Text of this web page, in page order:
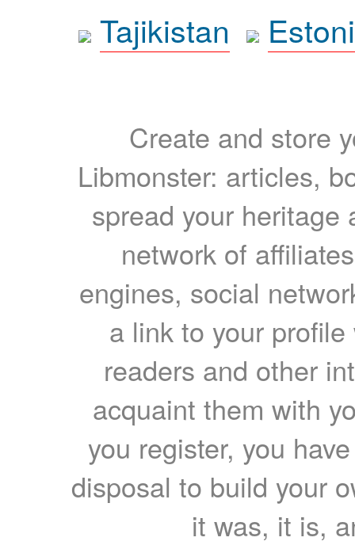
Tajikistan
Create and store
Libmonster: articles,
spread your heritage
network of
engines, social
a link to your
readers and other
acquaint them with
you register, you
disposal to build your
it was, it is,